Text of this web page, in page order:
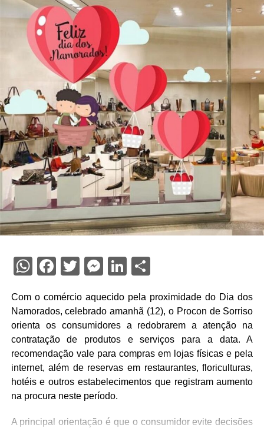
WhatsApp
Facebook
TwitterMessenger
LinkedIn
Com o comércio aquecido pela proximidade do Dia dos
Namorados, celebrado amanhã (12), o Procon de Sorriso
orienta os consumidores a redobrarem a atenção na
contratação de produtos e serviços para a data. A
recomendação vale para compras em lojas físicas e pela
internet, além de reservas em restaurantes, floriculturas,
hotéis e outros estabelecimentos que registram aumento
na procura neste período.
A principal orientação é que o consumidor evite decisões